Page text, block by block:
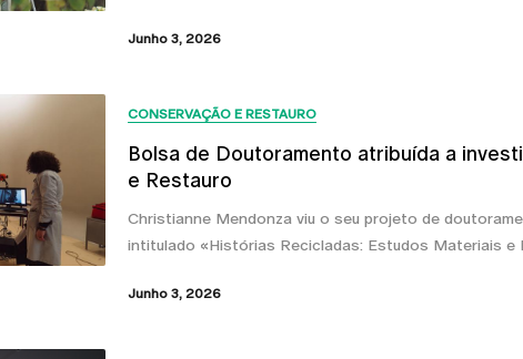
Junho 3, 2026
CONSERVAÇÃO E RESTAURO
Bolsa de Doutoramento atribuída a
e Restauro
Christianne Mendonza viu o seu projeto de
intitulado «Histórias Recicladas: Estudos Materiais e
Junho 3, 2026